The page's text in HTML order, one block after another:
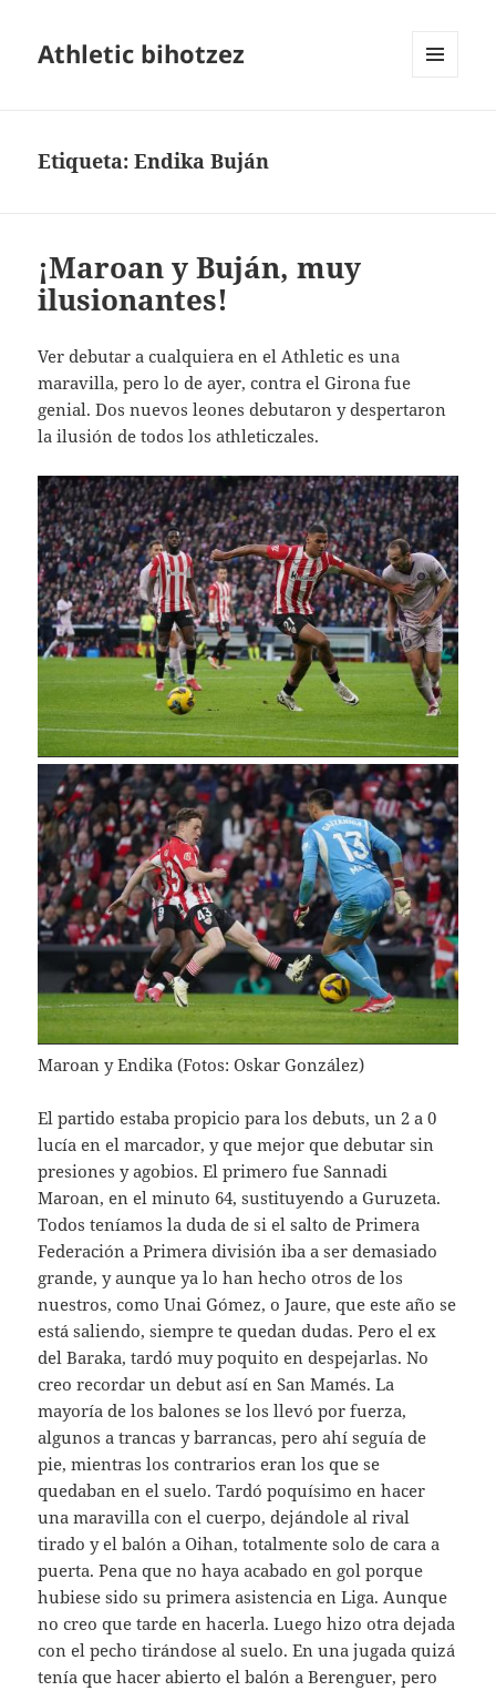
Athletic bihotzez
Etiqueta:Endika Buján
¡Maroan y Buján, muy
ilusionantes!
Ver debutar a cualquiera en el Athletic es una
maravilla, pero lo de ayer, contra el Girona fue
genial. Dos nuevos leones debutaron y despertaron
la ilusión de todos los athleticzales.
Maroan y Endika (Fotos: Oskar González)
El partido estaba propicio para los debuts, un 2 a 0
lucía en el marcador, y que mejor que debutar sin
presiones y agobios. El primero fue Sannadi
Maroan, en el minuto 64, sustituyendo a Guruzeta.
Todos teníamos la duda de si el salto de Primera
Federación a Primera división iba a ser demasiado
grande, y aunque ya lo han hecho otros de los
nuestros, como Unai Gómez, o Jaure, que este año se
está saliendo, siempre te quedan dudas. Pero el ex
del Baraka, tardó muy poquito en despejarlas. No
creo recordar un debut así en San Mamés. La
mayoría de los balones se los llevó por fuerza,
algunos a trancas y barrancas, pero ahí seguía de
pie, mientras los contrarios eran los que se
quedaban en el suelo. Tardó poquísimo en hacer
una maravilla con el cuerpo, dejándole al rival
tirado y el balón a Oihan, totalmente solo de cara a
puerta. Pena que no haya acabado en gol porque
hubiese sido su primera asistencia en Liga. Aunque
no creo que tarde en hacerla. Luego hizo otra dejada
con el pecho tirándose al suelo. En una jugada quizá
tenía que hacer abierto el balón a Berenguer, pero